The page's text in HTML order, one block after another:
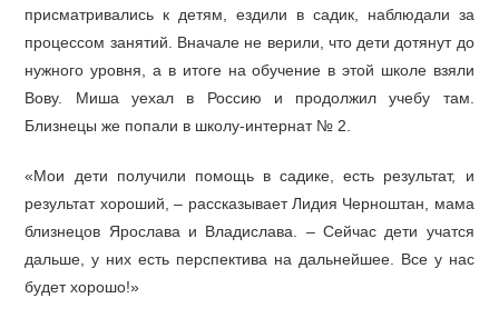
присматривались к детям, ездили в садик, наблюдали за
процессом занятий. Вначале не верили, что дети дотянут до
нужного уровня, а в итоге на обучение в этой школе взяли
Вову. Миша уехал в Россию и продолжил учебу там.
Близнецы же попали в школу-интернат № 2.
«Мои дети получили помощь в садике, есть результат, и
результат хороший, – рассказывает Лидия Черноштан, мама
близнецов Ярослава и Владислава. – Сейчас дети учатся
дальше, у них есть перспектива на дальнейшее. Все у нас
будет хорошо!»